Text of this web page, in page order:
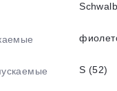
S (52)